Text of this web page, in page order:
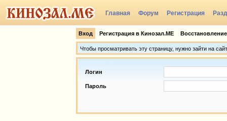
Главная Форум Регистрация
Вход Регистрация в Кинозал.МЕ
Чтобы просматривать эту страницу, нужно зайти на сайт
Логин
Пароль